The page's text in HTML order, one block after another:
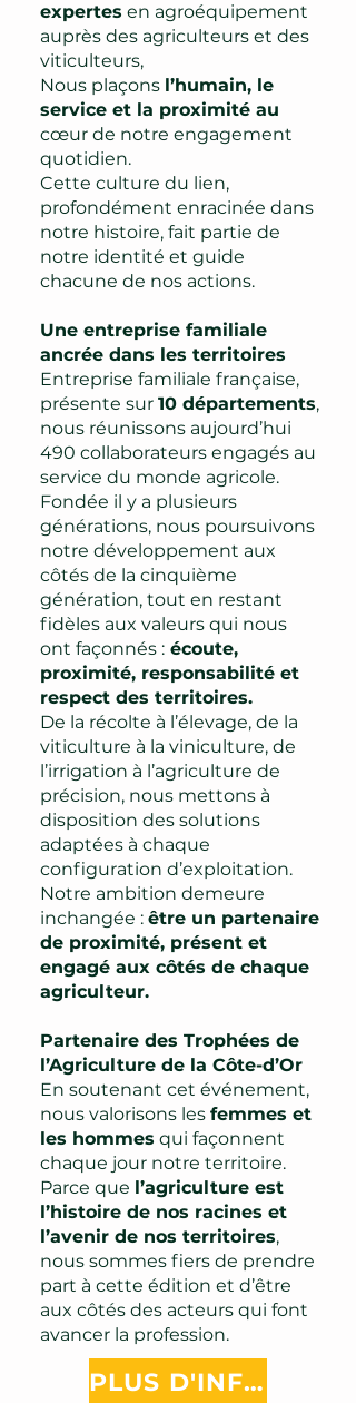
expertes en agroéquipement
auprès des agriculteurs et des
viticulteurs,
Nous plaçons l’humain, le
service et la proximité au
cœur de notre engagement
quotidien.
Cette culture du lien,
profondément enracinée dans
notre histoire, fait partie de
notre identité et guide
chacune de nos actions.
Une entreprise familiale
ancrée dans les territoires
Entreprise familiale française,
présente sur 10 départements,
nous réunissons aujourd’hui
490 collaborateurs engagés au
service du monde agricole.
Fondée il y a plusieurs
générations, nous poursuivons
notre développement aux
côtés de la cinquième
génération, tout en restant
fidèles aux valeurs qui nous
ont façonnés : écoute,
proximité, responsabilité et
respect des territoires.
De la récolte à l’élevage, de la
viticulture à la viniculture, de
l’irrigation à l’agriculture de
précision, nous mettons à
disposition des solutions
adaptées à chaque
configuration d’exploitation.
Notre ambition demeure
inchangée : être un partenaire
de proximité, présent et
engagé aux côtés de chaque
agriculteur.
Partenaire des Trophées de
l’Agriculture de la Côte-d’Or
En soutenant cet événement,
nous valorisons les femmes et
les hommes qui façonnent
chaque jour notre territoire.
Parce que l’agriculture est
l’histoire de nos racines et
l’avenir de nos territoires,
nous sommes fiers de prendre
part à cette édition et d’être
aux côtés des acteurs qui font
avancer la profession.
PLUS D'INFOS